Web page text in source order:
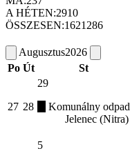
A HÉTEN:2910
ÖSSZESEN:1621286
Augusztus2026
Po Út St
27 28
29
Komunálny odpad
Jelenec (Nitra)
5